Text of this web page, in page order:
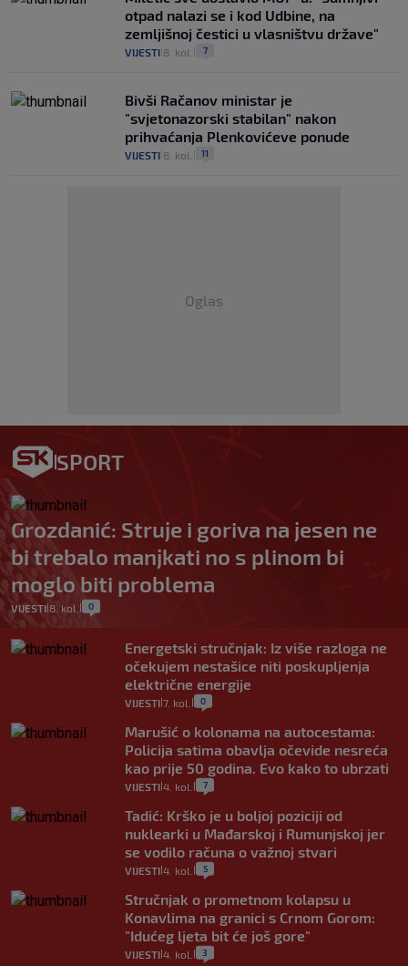
otpad nalazi se i kod Udbine, na
zemljišnoj čestici u vlasništvu države"
VIJESTI 8. kol. 7
Bivši Račanov ministar je
"svjetonazorski stabilan" nakon
prihvaćanja Plenkovićeve ponude
VIJESTI 8. kol. 11
Oglas
SPORT
Grozdanić: Struje i goriva na jesen ne
bi trebalo manjkati no s plinom bi
moglo biti problema
VIJESTI| 8. kol. 0
Energetski stručnjak: Iz više razloga ne
očekujem nestašice niti poskupljenja
električne energije
VIJESTI 7. kol. 0
Marušić o kolonama na autocestama:
Policija satima obavlja očevide nesreća
kao prije 50 godina. Evo kako to ubrzati
VIJESTI 4. kol. 7
Tadić: Krško je u boljoj poziciji od
nuklearki u Mađarskoj i Rumunjskoj jer
se vodilo računa o važnoj stvari
VIJESTI 4. kol. 5
Stručnjak o prometnom kolapsu u
Konavlima na granici s Crnom Gorom:
"Idućeg ljeta bit će još gore"
VIJESTI 4. kol. 3